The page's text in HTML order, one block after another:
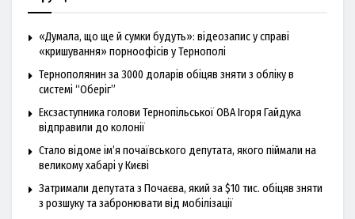
«Думала, що ще й сумки будуть»: відеозапис у справі
«кришування» порноофісів у Тернополі
Тернополянин за 3000 доларів обіцяв зняти з обліку в
системі “Оберіг”
Ексзаступника голови Тернопільської ОВА Ігоря Гайдука
відправили до колонії
Стало відоме ім’я почаївського депутата, якого піймали на
великому хабарі у Києві
Затримали депутата з Почаєва, який за $10 тис. обіцяв зняти
з розшуку та забронювати від мобілізації